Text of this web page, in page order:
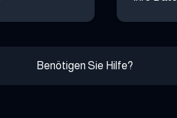
Benötigen Sie Hilfe?